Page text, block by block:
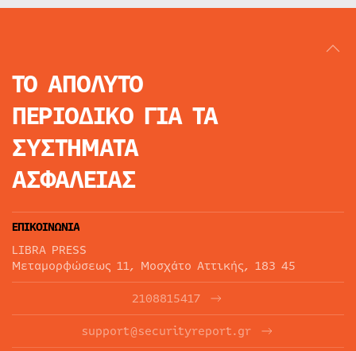
ΤΟ ΑΠΟΛΥΤΟ
ΠΕΡΙΟΔΙΚΟ ΓΙΑ ΤΑ
ΣΥΣΤΗΜΑΤΑ
ΑΣΦΑΛΕΙΑΣ
ΕΠΙΚΟΙΝΩΝΙΑ
LIBRA PRESS
Μεταμορφώσεως 11, Μοσχάτο Αττικής, 183 45
2108815417
support@securityreport.gr